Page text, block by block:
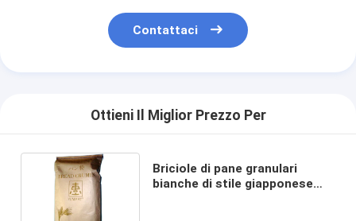
Contattaci
Ottieni Il Miglior Prezzo Per
Briciole di pane granulari
bianche di stile giapponese